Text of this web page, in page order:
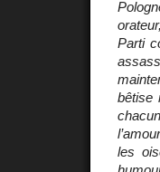
Parti
bêtise
les